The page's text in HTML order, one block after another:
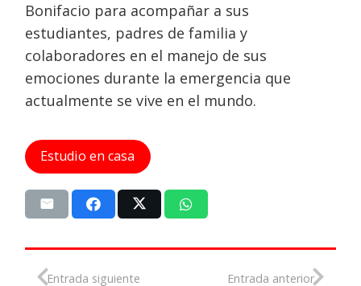
Bonifacio para acompañar a sus
estudiantes, padres de familia y
colaboradores en el manejo de sus
emociones durante la emergencia que
actualmente se vive en el mundo.
Estudio en casa
Entrada siguiente Entrada anterior